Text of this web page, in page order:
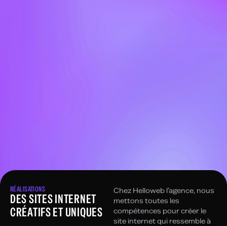
RÉALISATIONS
DES SITES INTERNET
CRÉATIFS ET UNIQUES
Chez Helloweb l’agence, nous
mettons toutes les
compétences pour créer le
site internet qui ressemble à